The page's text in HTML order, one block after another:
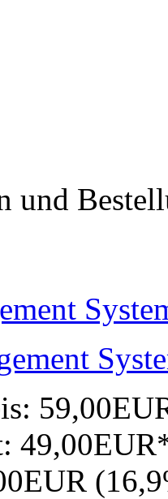
und